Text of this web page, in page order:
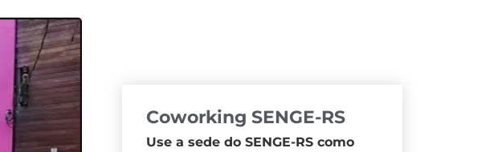
Coworking SENGE-RS
Use a sede do SENGE-RS como